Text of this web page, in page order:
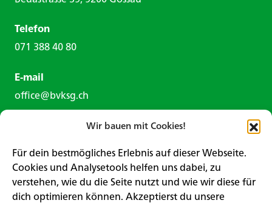
Wir bauen mit Cookies!
Für dein bestmögliches Erlebnis auf dieser Webseite.
Cookies und Analysetools helfen uns dabei, zu
verstehen, wie du die Seite nutzt und wie wir diese für
dich optimieren können. Akzeptierst du unsere
Telefon
071 388 40 80
E-mail
office@bvksg.ch
Kontaktformular